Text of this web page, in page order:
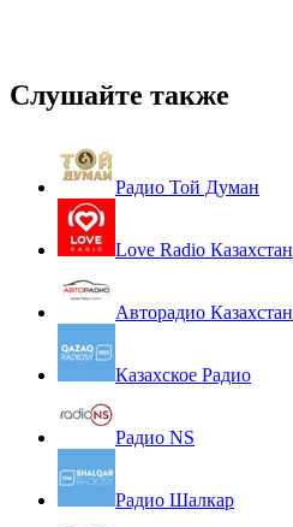
Слушайте также
Радио Той Думан
Love Radio Казахстан
Авторадио Казахстан
Казахское Радио
Радио NS
Радио Шалкар